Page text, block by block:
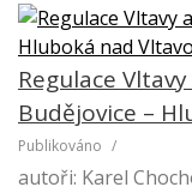
Regulace
Budějovice –
Publikováno /
autoři: Karel